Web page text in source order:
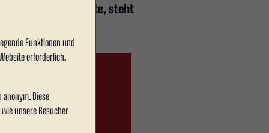
Funktionen und
erforderlich.
Diese
unsere Besucher
werden musste, steht